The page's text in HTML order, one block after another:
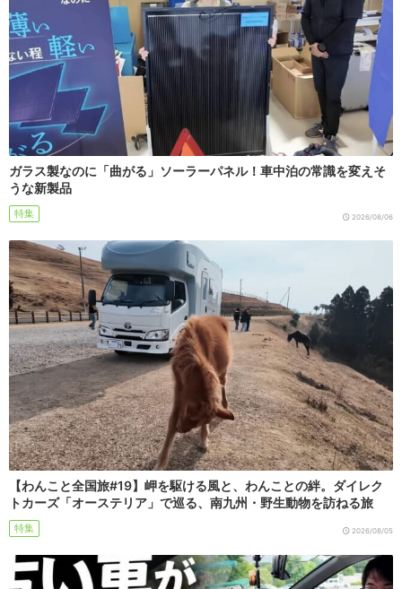
ガラス製なのに「曲がる」ソーラーパネル！車中泊の常識を変えそ
うな新製品
特集 2026/08/06
【わんこと全国旅#19】岬を駆ける風と、わんことの絆。ダイレク
トカーズ「オーステリア」で巡る、南九州・野生動物を訪ねる旅
特集 2026/08/05